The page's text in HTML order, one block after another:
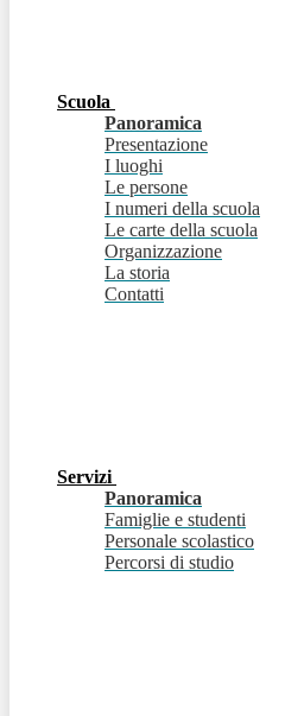
Scuola
Panoramica
Presentazione
I luoghi
Le persone
I numeri della scuola
Le carte della scuola
Organizzazione
La storia
Contatti
Servizi
Panoramica
Famiglie e studenti
Personale scolastico
Percorsi di studio